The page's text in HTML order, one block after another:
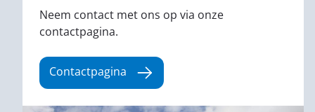
Neem contact met ons op via onze
contactpagina.
Contactpagina